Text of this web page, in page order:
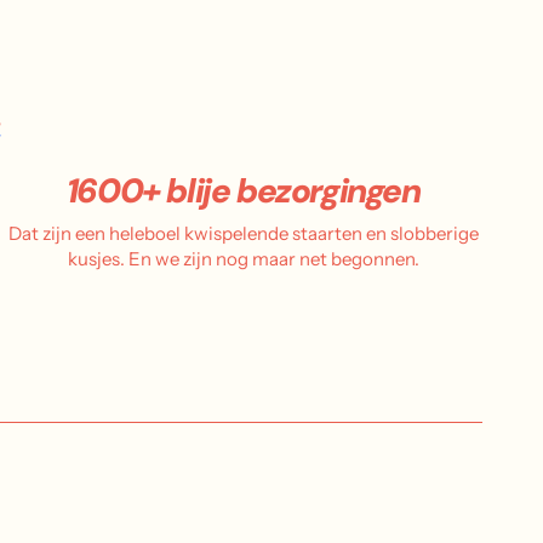
1600+ blije bezorgingen
Dat zijn een heleboel kwispelende staarten en slobberige
kusjes. En we zijn nog maar net begonnen.